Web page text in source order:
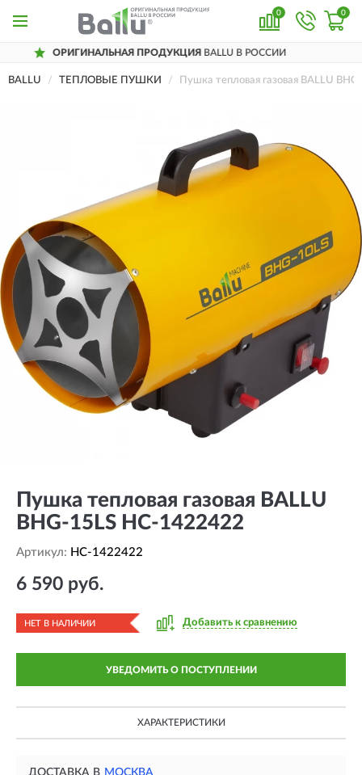
0 0
ПРОДУКЦИЯBALLU В РОССИИ
BALLU ТЕПЛОВЫЕ ПУШКИ Пушка тепловая газовая BALLU
Пушка тепловая газовая BALLU
BHG-15LS HC-1422422
Артикул: HC-1422422
6 590 руб.
НЕТ В НАЛИЧИИ Добавить к сравнению
УВЕДОМИТЬ О ПОСТУПЛЕНИИ
ХАРАКТЕРИСТИКИ
ДОСТАВКА В МОСКВА